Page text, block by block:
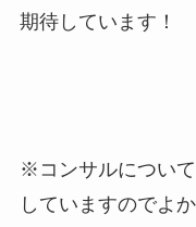
期待しています！
※コンサルについ
していますのでよ